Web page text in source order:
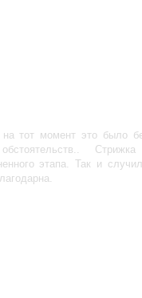
тот момент это было
этапа. Так и